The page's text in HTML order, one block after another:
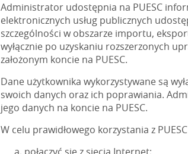
Administrator udostępnia na PUESC
elektronicznych usług publicznych
szczególności w obszarze importu,
wyłącznie po uzyskaniu rozszerzonych
założonym koncie na PUESC.
Dane użytkownika wykorzystywane są
swoich danych oraz ich poprawiania.
jego danych na koncie na PUESC.
W celu prawidłowego korzystania z